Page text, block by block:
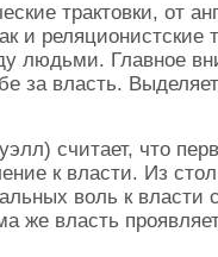
трактовки, от
и
людьми. Главное
за власть.
считает, что
к власти. Из
воль к власти
же власть